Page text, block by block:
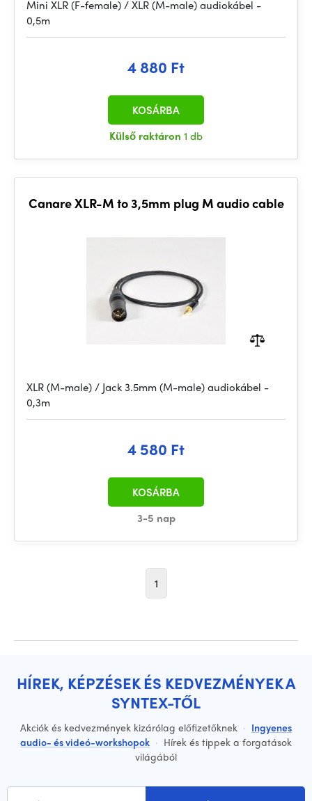
Mini XLR (F-female) / XLR (M-male) audiokábel -
0,5m
4 880 Ft
Külső raktáron 1 db
KOSÁRBA
Canare XLR-M to 3,5mm plug M audio cable
XLR (M-male) / Jack 3.5mm (M-male) audiokábel -
0,3m
4 580 Ft
3-5 nap
KOSÁRBA
1
HÍREK, KÉPZÉSEK ÉS KEDVEZMÉNYEK A
SYNTEX-TŐL
Akciók és kedvezmények kizárólag előfizetőknek · Ingyenes
audio- és videó-workshopok · Hírek és tippek a forgatások
világából